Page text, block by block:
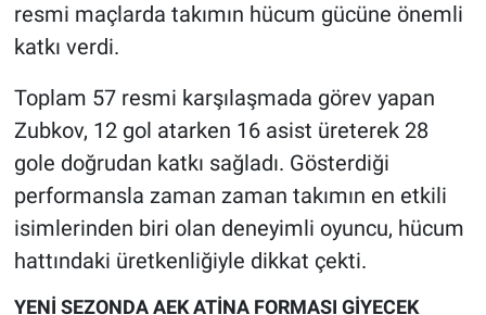
resmi maçlarda takımın hücum gücüne önemli
katkı verdi.
Toplam 57 resmi karşılaşmada görev yapan
Zubkov, 12 gol atarken 16 asist üreterek 28
gole doğrudan katkı sağladı. Gösterdiği
performansla zaman zaman takımın en etkili
isimlerinden biri olan deneyimli oyuncu, hücum
hattındaki üretkenliğiyle dikkat çekti.
YENİ SEZONDA AEK ATİNA FORMASI GİYECEK